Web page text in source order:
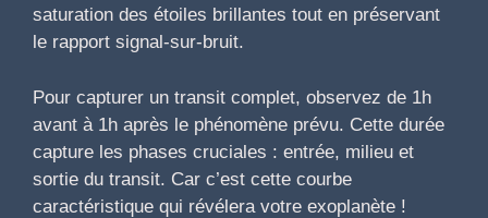
saturation des étoiles brillantes tout en préservant
le rapport signal-sur-bruit.
Pour capturer un transit complet, observez de 1h
avant à 1h après le phénomène prévu. Cette durée
capture les phases cruciales : entrée, milieu et
sortie du transit. Car c’est cette courbe
caractéristique qui révélera votre exoplanète !